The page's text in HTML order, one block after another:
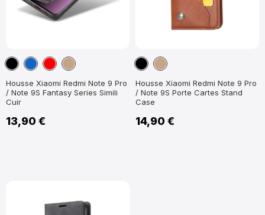
NoirBleuRougeMarron
Housse Xiaomi Redmi Note 9 Pro
/ Note 9S Fantasy Series Simili
Cuir
13,90 €
NoirMarron
Housse Xiaomi Redmi Note 9 Pro
/ Note 9S Porte Cartes Stand
Case
14,90 €